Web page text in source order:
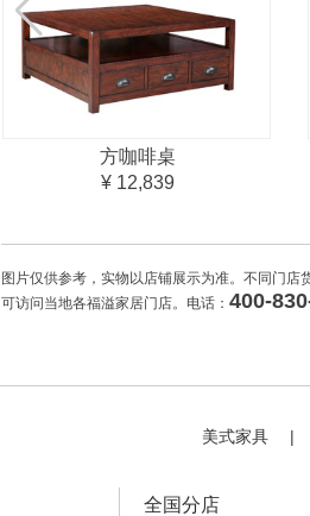
方咖啡桌
¥ 12,839
图片仅供参考，实物以店铺展示为准。不同门
可访问当地各福溢家居门店。电话： 400-
美式家具 |
全国分店